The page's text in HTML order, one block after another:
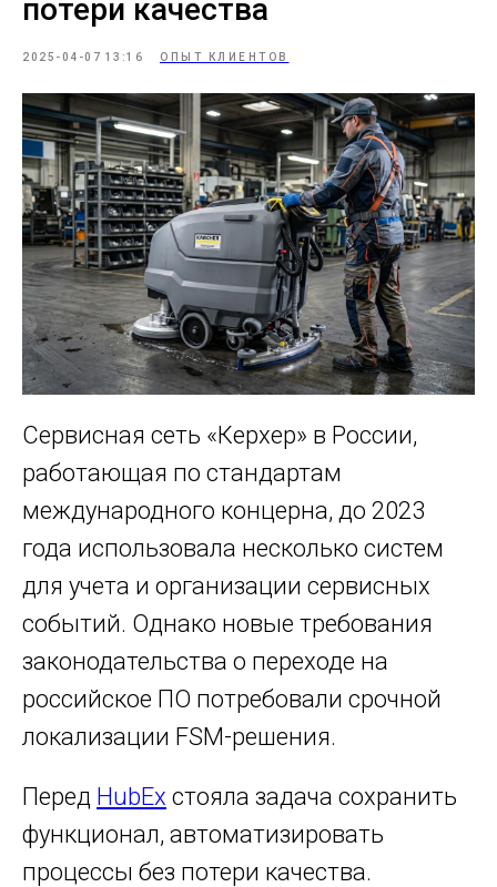
потери качества
2025-04-07 13:16 ОПЫТ КЛИЕНТОВ
Сервисная сеть «Керхер» в России,
работающая по стандартам
международного концерна, до 2023
года использовала несколько систем
для учета и организации сервисных
событий. Однако новые требования
законодательства о переходе на
российское ПО потребовали срочной
локализации FSM-решения.
Перед HubEx стояла задача сохранить
функционал, автоматизировать
процессы без потери качества.